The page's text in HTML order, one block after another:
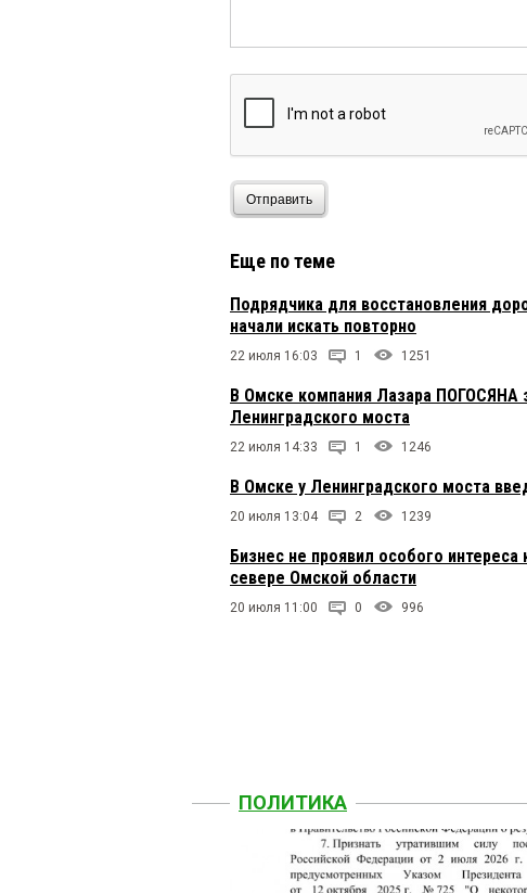
Отправить
Еще по теме
Подрядчика для восстановления
начали искать повторно
22 июля 16:03 1 1251
В Омске компания Лазара ПОГОСЯНА
Ленинградского моста
22 июля 14:33 1 1246
В Омске у Ленинградского моста
20 июля 13:04 2 1239
Бизнес не проявил особого
севере Омской области
20 июля 11:00 0 996
ПОЛИТИКА